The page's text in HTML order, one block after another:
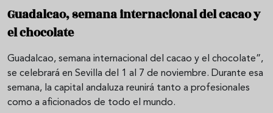
Guadalcao, semana internacional del cacao y
el chocolate
Guadalcao, semana internacional del cacao y el chocolate”,
se celebrará en Sevilla del 1 al 7 de noviembre. Durante esa
semana, la capital andaluza reunirá tanto a profesionales
como a aficionados de todo el mundo.